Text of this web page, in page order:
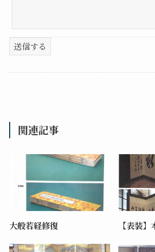
送信する
関連記事
大般若経修復 【表装